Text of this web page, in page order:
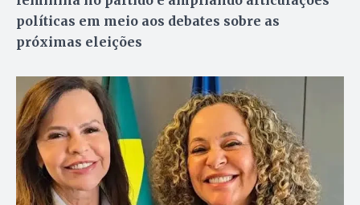
políticas em meio aos debates sobre as
próximas eleições